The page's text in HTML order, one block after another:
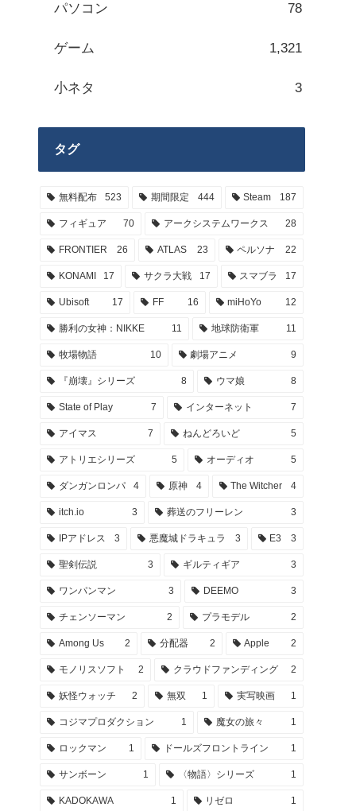
パソコン 78
ゲーム 1,321
小ネタ 3
タグ
無料配布 523 期間限定 444 Steam 187
フィギュア 70 アークシステムワークス 28
FRONTIER 26 ATLAS 23 ペルソナ 22
KONAMI 17 サクラ大戦 17 スマブラ 17
Ubisoft 17 FF 16 miHoYo 12
勝利の女神：NIKKE 11 地球防衛軍 11
牧場物語 10 劇場アニメ 9
『崩壊』シリーズ 8 ウマ娘 8
State of Play 7 インターネット 7
アイマス 7 ねんどろいど 5
アトリエシリーズ 5 オーディオ 5
ダンガンロンパ 4 原神 4 The Witcher 4
itch.io 3 葬送のフリーレン 3
IPアドレス 3 悪魔城ドラキュラ 3 E3 3
聖剣伝説 3 ギルティギア 3
ワンパンマン 3 DEEMO 3
チェンソーマン 2 プラモデル 2
Among Us 2 分配器 2 Apple 2
モノリスソフト 2 クラウドファンディング 2
妖怪ウォッチ 2 無双 1 実写映画 1
コジマプロダクション 1 魔女の旅々 1
ロックマン 1 ドールズフロントライン 1
サンボーン 1 〈物語〉シリーズ 1
KADOKAWA 1 リゼロ 1